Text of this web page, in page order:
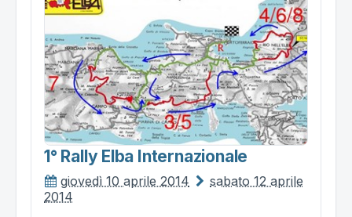
1° Rally Elba Internazionale
giovedì 10 aprile 2014
sabato 12 aprile
2014